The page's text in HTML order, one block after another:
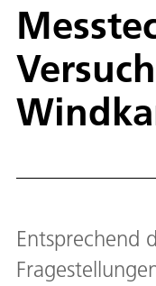
Entsprechend